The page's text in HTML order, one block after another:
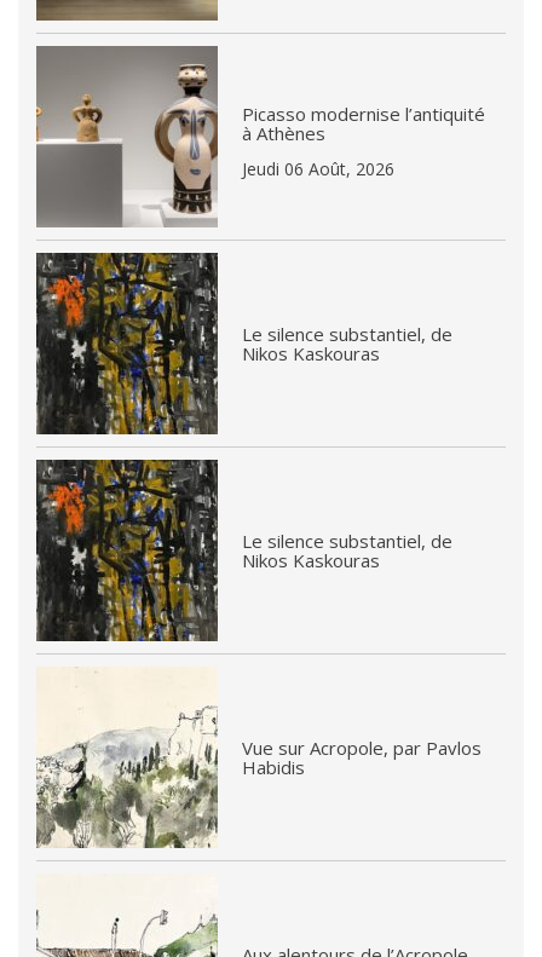
Picasso modernise l’antiquité
à Athènes
Jeudi 06 Août, 2026
Le silence substantiel, de
Nikos Kaskouras
Le silence substantiel, de
Nikos Kaskouras
Vue sur Acropole, par Pavlos
Habidis